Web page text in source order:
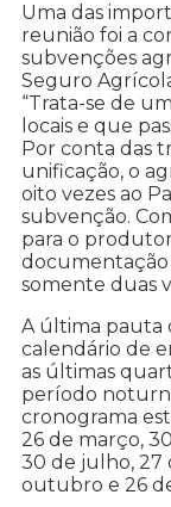
Uma das
reunião foi a
subvenções
Seguro
“Trata-se de
locais e que
Por conta das
unificação, o
oito vezes ao
subvenção.
para o
documentação
somente duas
A última pauta
calendário de
as últimas
período
cronograma
26 de março,
30 de julho, 27
outubro e 26